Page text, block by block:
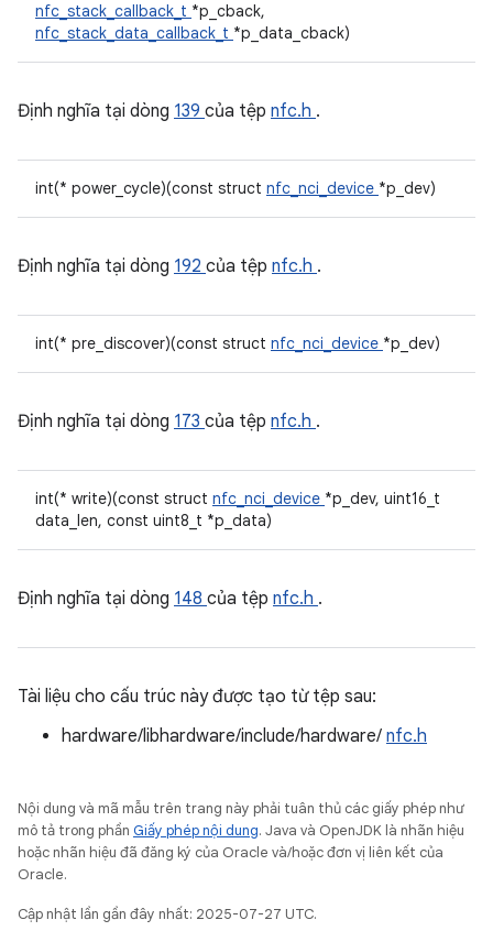
nfc_stack_callback_t *p_cback,
nfc_stack_data_callback_t *p_data_cback)
Định nghĩa tại dòng 139 của tệp nfc.h .
int(* power_cycle)(const struct nfc_nci_device *p_dev)
Định nghĩa tại dòng 192 của tệp nfc.h .
int(* pre_discover)(const struct nfc_nci_device *p_dev)
Định nghĩa tại dòng 173 của tệp nfc.h .
int(* write)(const struct nfc_nci_device *p_dev, uint16_t
data_len, const uint8_t *p_data)
Định nghĩa tại dòng 148 của tệp nfc.h .
Tài liệu cho cấu trúc này được tạo từ tệp sau:
hardware/libhardware/include/hardware/ nfc.h
Nội dung và mã mẫu trên trang này phải tuân thủ các giấy phép như
mô tả trong phần Giấy phép nội dung. Java và OpenJDK là nhãn hiệu
hoặc nhãn hiệu đã đăng ký của Oracle và/hoặc đơn vị liên kết của
Oracle.
Cập nhật lần gần đây nhất: 2025-07-27 UTC.